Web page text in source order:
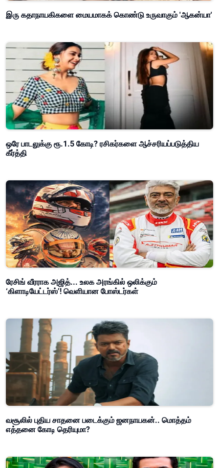
இரு கதாநாயகிகளை மையமாகக் கொண்டு உருவாகும் 'ஆகன்யா'
ஒரே பாடலுக்கு ரூ.1.5 கோடி? ரசிகர்களை ஆச்சரியப்படுத்திய
கீர்த்தி
ரேசிங் வீரராக அஜித்... உலக அரங்கில் ஒலிக்கும்
‘கிளாடியேட்டர்ஸ்’! வெளியான போஸ்டர்கள்
வசூலில் புதிய சாதனை படைக்கும் ஜனநாயகன்.. மொத்தம்
எத்தனை கோடி தெரியுமா?